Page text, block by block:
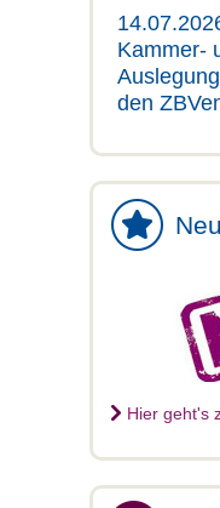
Kammer-
den
Hier geht's